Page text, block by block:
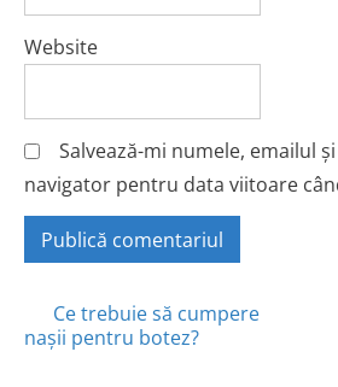
Website
Salvează-mi numele, emailul
navigator pentru data viitoare
Posts
Ce trebuie să cumpere
nașii pentru botez?